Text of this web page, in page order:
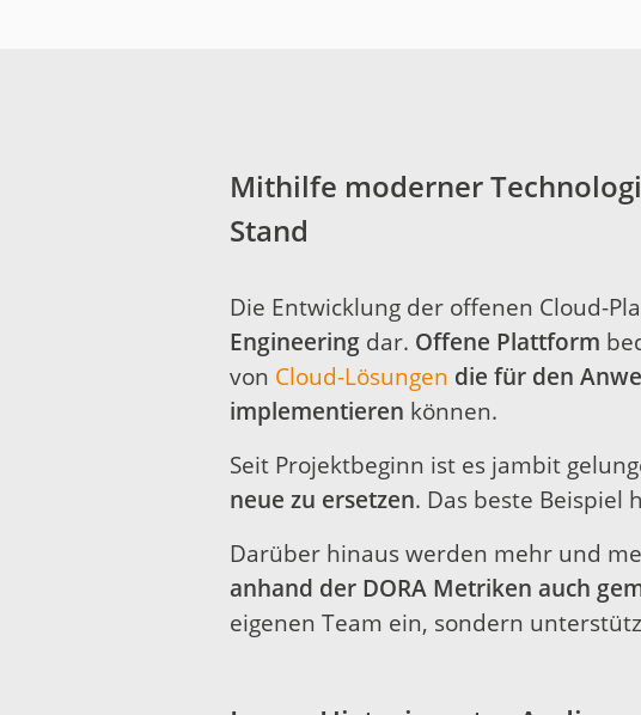
Mithilfe moderner
Stand
Die Entwicklung der offenen Cloud-
Engineering dar. Offene Plattform
von Cloud-Lösungen die für den
implementieren können.
Seit Projektbeginn ist es jambit
neue zu ersetzen. Das beste Beispiel
Darüber hinaus werden mehr und
anhand der DORA Metriken auch
eigenen Team ein, sondern